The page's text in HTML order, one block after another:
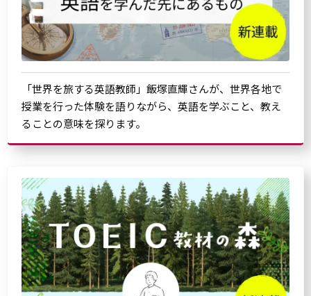
「世界を旅する英語教師」飯塚直輝さんが、世界各地で
授業を行った体験を語りながら、英語を学ぶこと、教え
ることの意味を探ります。